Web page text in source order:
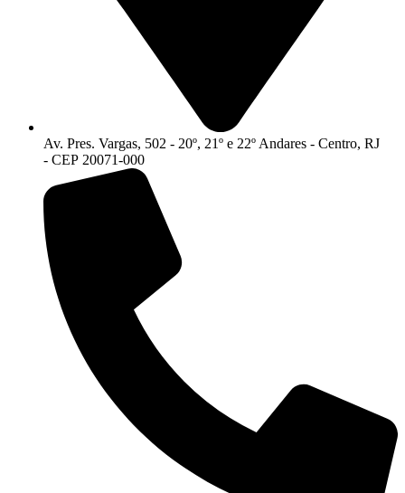
Av. Pres. Vargas, 502 - 20º, 21º e 22º Andares - Centro, RJ
- CEP 20071-000